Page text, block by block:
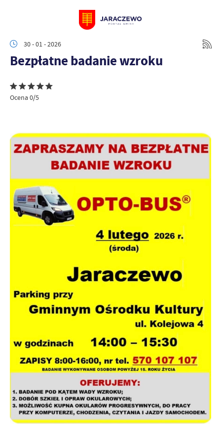
30 - 01 - 2026
Bezpłatne badanie wzroku
Ocena 0/5